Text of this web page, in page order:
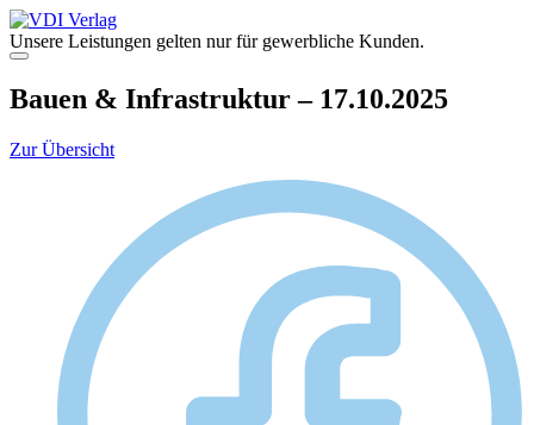
Zum
Inhalt
springen
Unsere Leistungen gelten nur für gewerbliche Kunden.
Menü
Bauen & Infrastruktur – 17.10.2025
Zur Übersicht